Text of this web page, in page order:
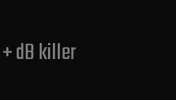
+ dB killer